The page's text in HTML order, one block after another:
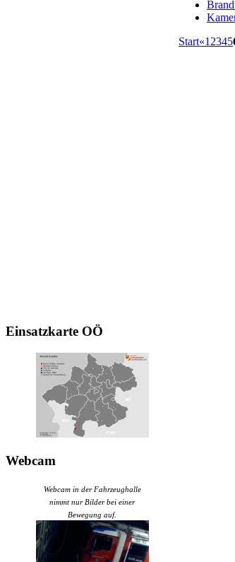
Start«1 2345
Einsatzkarte OÖ
Webcam
Webcam in der Fahrzeughalle
nimmt nur Bilder bei einer
Bewegung auf.